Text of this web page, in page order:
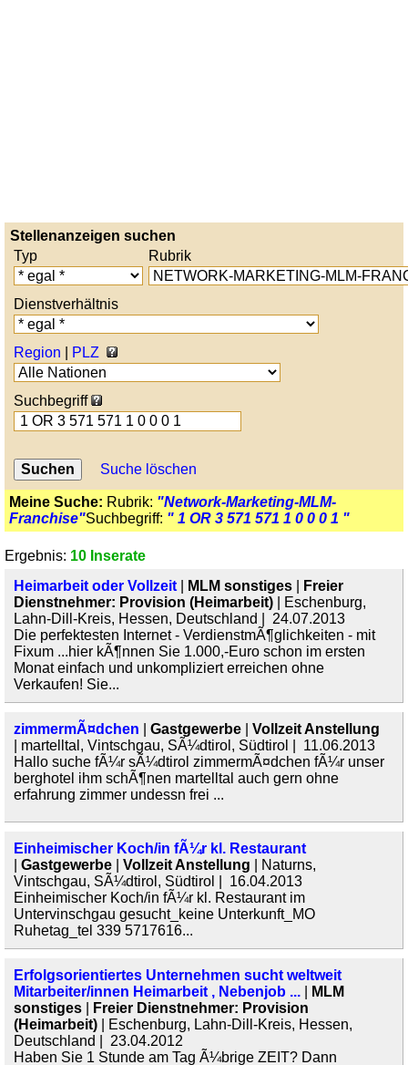
Stellenanzeigen suchen
Typ
Rubrik
Dienstverhältnis
Region PLZ
Suchbegriff
Suche löschen
Meine Suche: Rubrik: "Network-Marketing-MLM-
Franchise"Suchbegriff: " 1 OR 3 571 571 1 0 0 0 1 "
Ergebnis: 10 Inserate
Heimarbeit oder Vollzeit
MLM sonstiges
Freier
Dienstnehmer: Provision (Heimarbeit) | Eschenburg,
Lahn-Dill-Kreis, Hessen, Deutschland | 24.07.2013
Die perfektesten Internet - VerdienstmÃ¶glichkeiten - mit
Fixum ...hier kÃ¶nnen Sie 1.000,-Euro schon im ersten
Monat einfach und unkompliziert erreichen ohne
Verkaufen! Sie...
zimmermÃ¤dchen Gastgewerbe
Vollzeit Anstellung
| martelltal, Vintschgau, SÃ¼dtirol, Südtirol | 11.06.2013
Hallo suche fÃ¼r sÃ¼dtirol zimmermÃ¤dchen fÃ¼r unser
berghotel ihm schÃ¶nen martelltal auch gern ohne
erfahrung zimmer undessn frei ...
Einheimischer Koch/in fÃ¼r kl. Restaurant
Gastgewerbe Vollzeit Anstellung | Naturns,
Vintschgau, SÃ¼dtirol, Südtirol | 16.04.2013
Einheimischer Koch/in fÃ¼r kl. Restaurant im
Untervinschgau gesucht_keine Unterkunft_MO
Ruhetag_tel 339 5717616...
Erfolgsorientiertes Unternehmen sucht weltweit
Mitarbeiter/innen Heimarbeit , Nebenjob ...
MLM
sonstiges
Freier Dienstnehmer: Provision
(Heimarbeit) | Eschenburg, Lahn-Dill-Kreis, Hessen,
Deutschland | 23.04.2012
Haben Sie 1 Stunde am Tag Ã¼brige ZEIT? Dann